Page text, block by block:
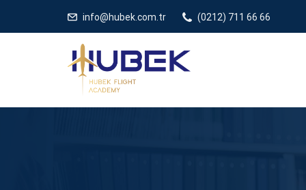
info@hubek.com.tr (0212) 711 66 66